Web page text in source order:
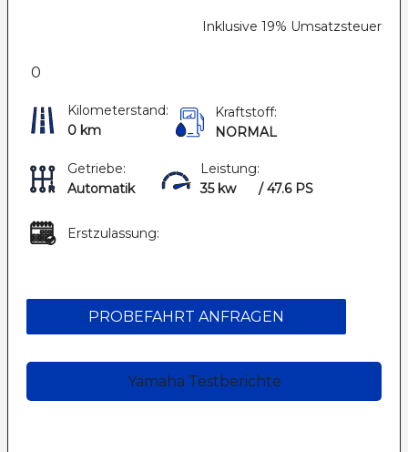
Inklusive 19% Umsatzsteuer
0
Kilometerstand:
0 km
Kraftstoff:
NORMAL
Getriebe:
Automatik
Leistung:
35 kw
/ 47.6 PS
Erstzulassung:
PROBEFAHRT ANFRAGEN
Yamaha Testberichte